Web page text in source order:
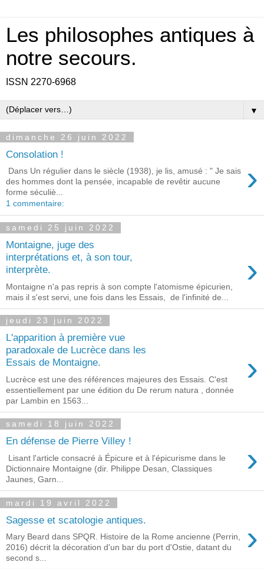
Les philosophes antiques à
notre secours.
ISSN 2270-6968
▼
dimanche 26 juin 2022
Consolation !
›
Dans Un régulier dans le siècle (1938), je lis, amusé : " Je sais
des hommes dont la pensée, incapable de revêtir aucune
forme séculiè...
1 commentaire:
samedi 25 juin 2022
Montaigne, juge des
interprétations et, à son tour,
interprète.
›
Montaigne n'a pas repris à son compte l'atomisme épicurien,
mais il s'est servi, une fois dans les Essais, de l'infinité de...
jeudi 23 juin 2022
L'apparition à première vue
paradoxale de Lucrèce dans les
Essais de Montaigne.
›
Lucrèce est une des références majeures des Essais. C'est
essentiellement par une édition du De rerum natura , donnée
par Lambin en 1563...
samedi 18 juin 2022
En défense de Pierre Villey ! ›
Lisant l'article consacré à Épicure et à l'épicurisme dans le
Dictionnaire Montaigne (dir. Philippe Desan, Classiques
Jaunes, Garn...
mardi 19 avril 2022
Sagesse et scatologie antiques. ›
Mary Beard dans SPQR. Histoire de la Rome ancienne (Perrin,
2016) décrit la décoration d'un bar du port d'Ostie, datant du
second s...